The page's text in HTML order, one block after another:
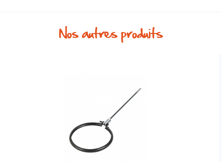
Nos autres produits